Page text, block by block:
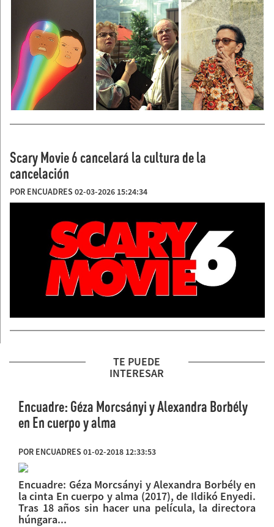
Scary Movie 6 cancelará la cultura de la
cancelación
POR ENCUADRES 02-03-2026 15:24:34
TE PUEDE
INTERESAR
Encuadre: Géza Morcsányi y Alexandra Borbély
en En cuerpo y alma
POR ENCUADRES 01-02-2018 12:33:53
Encuadre: Géza Morcsányi y Alexandra Borbély en
la cinta En cuerpo y alma (2017), de Ildikó Enyedi.
Tras 18 años sin hacer una película, la directora
húngara...